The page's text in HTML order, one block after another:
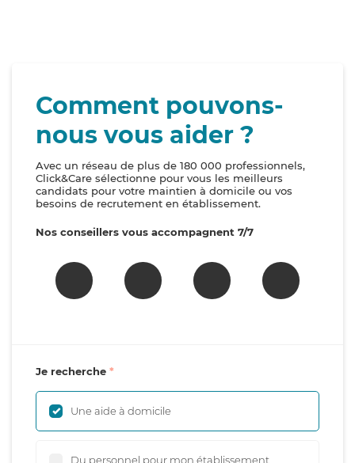
Comment pouvons-
nous vous aider ?
Avec un réseau de plus de 180 000 professionnels,
Click&Care sélectionne pour vous les meilleurs
candidats pour votre maintien à domicile ou vos
besoins de recrutement en établissement.
Nos conseillers vous accompagnent 7/7
Je recherche
Une aide à domicile
Du personnel pour mon établissement